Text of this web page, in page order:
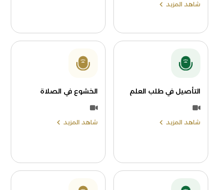
شاهد المزيد
التأصيل في طلب العلم
شاهد المزيد
الخشوع في الصلاة
شاهد المزيد